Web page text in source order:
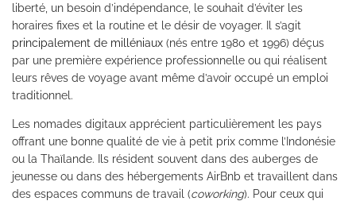
liberté, un besoin d’indépendance, le souhait d’éviter les
horaires fixes et la routine et le désir de voyager. Il s’agit
principalement de milléniaux (nés entre 1980 et 1996) déçus
par une première expérience professionnelle ou qui réalisent
leurs rêves de voyage avant même d’avoir occupé un emploi
traditionnel.
Les nomades digitaux apprécient particulièrement les pays
offrant une bonne qualité de vie à petit prix comme l’Indonésie
ou la Thaïlande. Ils résident souvent dans des auberges de
jeunesse ou dans des hébergements AirBnb et travaillent dans
des espaces communs de travail (coworking). Pour ceux qui